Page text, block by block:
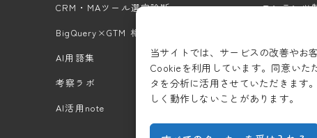
当サイトでは、サービスの改善やお
Cookieを利用しています。同意いた
タを分析に活用させていただきます
しく動作しないことがあります。
CRM・MAツール選定診断
BigQuery×GTM 相場見積もりツール
AI用語集
考察ラボ
AI活用note
コンテンツ
セキュリテ
情報セキュ